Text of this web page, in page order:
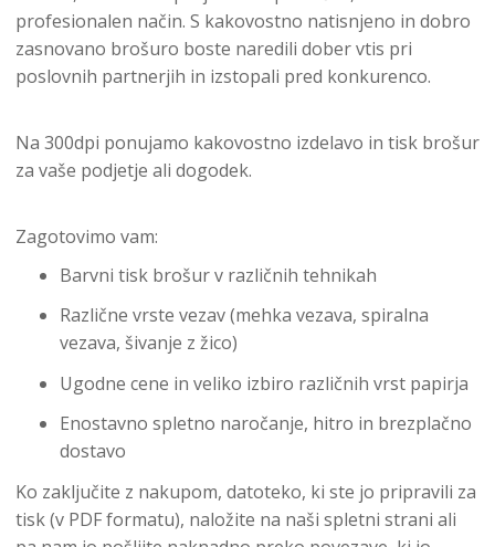
profesionalen način. S kakovostno natisnjeno in dobro
zasnovano brošuro boste naredili dober vtis pri
poslovnih partnerjih in izstopali pred konkurenco.
Na 300dpi ponujamo kakovostno izdelavo in tisk brošur
za vaše podjetje ali dogodek.
Zagotovimo vam:
Barvni tisk brošur v različnih tehnikah
Različne vrste vezav (mehka vezava, spiralna
vezava, šivanje z žico)
Ugodne cene in veliko izbiro različnih vrst papirja
Enostavno spletno naročanje, hitro in brezplačno
dostavo
Ko zaključite z nakupom, datoteko, ki ste jo pripravili za
tisk (v PDF formatu), naložite na naši spletni strani ali